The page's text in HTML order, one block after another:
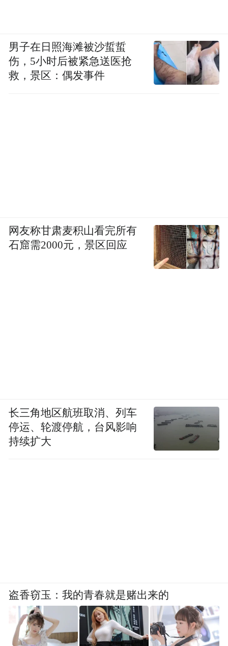
男子在日照海滩被沙蜇蜇
伤，5小时后被紧急送医抢
救，景区：偶发事件
网友称甘肃麦积山看完所有
石窟需2000元，景区回应
长三角地区航班取消、列车
停运、轮渡停航，台风影响
持续扩大
盗香窃玉：我的青春就是赌出来的